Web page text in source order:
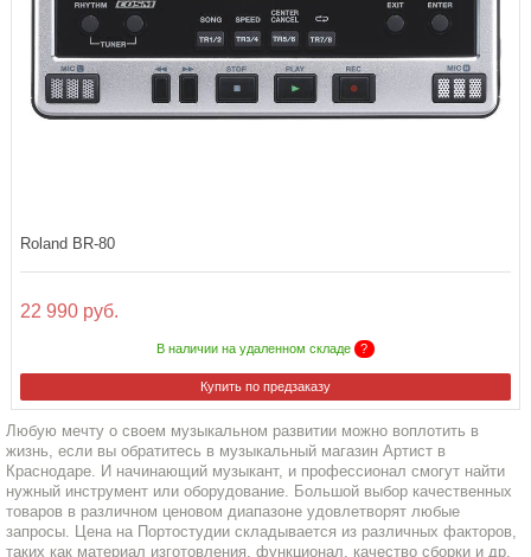
Roland BR-80
22 990 руб.
В наличии на удаленном складе ?
Купить по предзаказу
Любую мечту о своем музыкальном развитии можно воплотить в
жизнь, если вы обратитесь в музыкальный магазин Артист в
Краснодаре. И начинающий музыкант, и профессионал смогут найти
нужный инструмент или оборудование. Большой выбор качественных
товаров в различном ценовом диапазоне удовлетворят любые
запросы. Цена на Портостудии складывается из различных факторов,
таких как материал изготовления, функционал, качество сборки и др.